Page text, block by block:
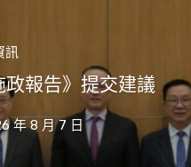
訊
報告》提交建議
年 8 月 7 日